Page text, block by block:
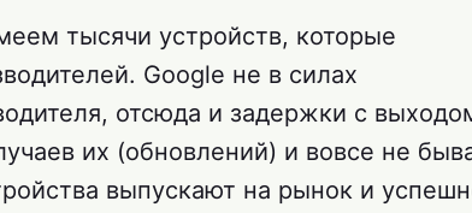
тысячи устройств, которые
Google не в силах
отсюда и задержки с
их (обновлений) и вовсе не
выпускают на рынок и